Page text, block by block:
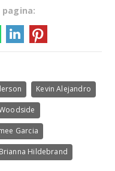
Kevin Alejandro
Garcia
Brianna Hildebrand